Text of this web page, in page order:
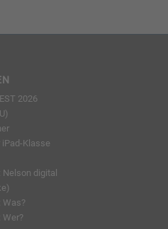
2026
Klasse
digital
Was?